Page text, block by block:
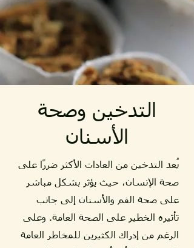
التدخين وصحة
الأسنان
يُعد التدخين من العادات الأكثر ضررًا على
صحة الإنسان، حيث يؤثر بشكل مباشر
على صحة الفم والأسنان إلى جانب
تأثيره الخطير على الصحة العامة. وعلى
الرغم من إدراك الكثيرين للمخاطر العامة